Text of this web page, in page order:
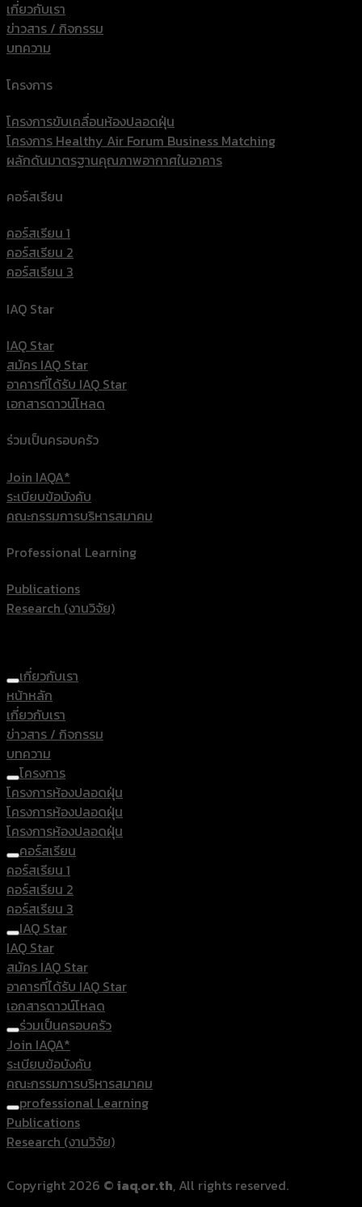
เกี่ยวกับเรา
ข่าวสาร / กิจกรรม
บทความ
โครงการ
โครงการขับเคลื่อนห้องปลอดฝุ่น
โครงการ Healthy Air Forum Business Matching
ผลักดันมาตรฐานคุณภาพอากาศในอาคาร
คอร์สเรียน
คอร์สเรียน 1
คอร์สเรียน 2
คอร์สเรียน 3
IAQ Star
IAQ Star
สมัคร IAQ Star
อาคารที่ได้รับ IAQ Star
เอกสารดาวน์โหลด
ร่วมเป็นครอบครัว
Join IAQA*
ระเบียบข้อบังคับ
คณะกรรมการบริหารสมาคม
Professional Learning
Publications
Research (งานวิจัย)
เกี่ยวกับเรา
หน้าหลัก
เกี่ยวกับเรา
ข่าวสาร / กิจกรรม
บทความ
โครงการ
โครงการห้องปลอดฝุ่น
โครงการห้องปลอดฝุ่น
โครงการห้องปลอดฝุ่น
คอร์สเรียน
คอร์สเรียน 1
คอร์สเรียน 2
คอร์สเรียน 3
IAQ Star
IAQ Star
สมัคร IAQ Star
อาคารที่ได้รับ IAQ Star
เอกสารดาวน์โหลด
ร่วมเป็นครอบครัว
Join IAQA*
ระเบียบข้อบังคับ
คณะกรรมการบริหารสมาคม
professional Learning
Publications
Research (งานวิจัย)
Copyright 2026 © iaq.or.th, All rights reserved.